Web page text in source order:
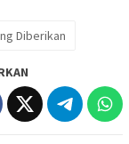
Diberikan